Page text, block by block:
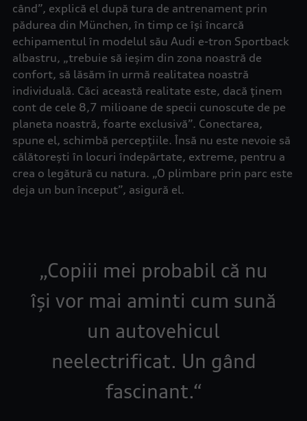
când”, explică el după tura de antrenament prin
pădurea din München, în timp ce își încarcă
echipamentul în modelul său Audi e-tron Sportback
albastru, „trebuie să ieșim din zona noastră de
confort, să lăsăm în urmă realitatea noastră
individuală. Căci această realitate este, dacă ținem
cont de cele 8,7 milioane de specii cunoscute de pe
planeta noastră, foarte exclusivă”. Conectarea,
spune el, schimbă percepțiile. Însă nu este nevoie să
călătorești în locuri îndepărtate, extreme, pentru a
crea o legătură cu natura. „O plimbare prin parc este
deja un bun început”, asigură el.
Copiii mei probabil că nu
își vor mai aminti cum sună
un autovehicul
neelectrificat. Un gând
fascinant.